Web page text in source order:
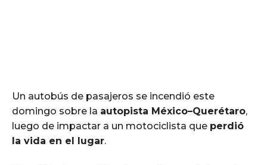
Un autobús de pasajeros se incendió este
domingo sobre la autopista México–Querétaro,
luego de impactar a un motociclista que perdió
la vida en el lugar.